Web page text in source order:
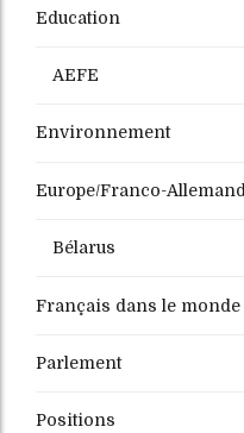
Education
AEFE
Environnement
Europe/Franco-Allemand
Bélarus
Français dans le monde
Parlement
Positions